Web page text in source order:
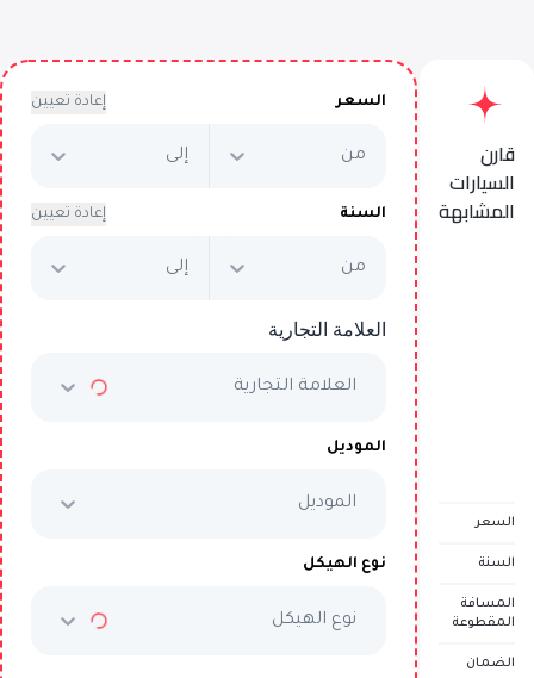
قارن
السيارات
المشابهة
السعر
السنة
المسافة
المقطوعة
الضمان
AED 3,330/شهرياً
AED 169,999
السعر إعادة تعيين
من إلى
السنة إعادة تعيين
من إلى
العلامة التجارية
العلامة التجارية
الموديل
الموديل
نوع الهيكل
نوع الهيكل